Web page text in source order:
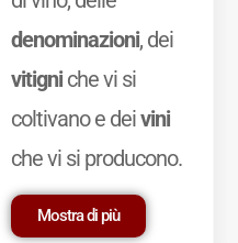
denominazioni, dei
vitigniche vi si
coltivano e deivini
che vi si producono.
Mostra di più